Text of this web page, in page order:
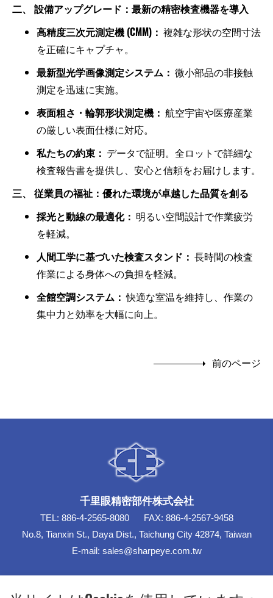
二、 設備アップグレード：最新の精密検査機器を導入
高精度三次元測定機 (CMM)： 複雑な形状の空間寸法
を正確にキャプチャ。
最新型光学画像測定システム： 微小部品の非接触
測定を迅速に実施。
表面粗さ・輪郭形状測定機： 航空宇宙や医療産業
の厳しい表面仕様に対応。
私たちの約束： データで証明。全ロットで詳細な
検査報告書を提供し、安心と信頼をお届けします。
三、 従業員の福祉：優れた環境が卓越した品質を創る
採光と動線の最適化： 明るい空間設計で作業疲労
を軽減。
人間工学に基づいた検査スタンド： 長時間の検査
作業による身体への負担を軽減。
全館空調システム： 快適な室温を維持し、作業の
集中力と効率を大幅に向上。
前のページ
千里眼精密部件株式会社
TEL: 886-4-2565-8080 FAX: 886-4-2567-9458
No.8, Tianxin St., Daya Dist., Taichung City 42874, Taiwan
E-mail: sales@sharpeye.com.tw